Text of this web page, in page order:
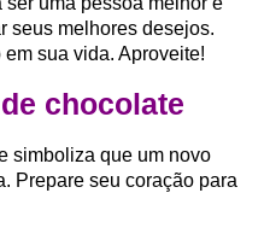
seus melhores desejos.
sua vida. Aproveite!
chocolate
simboliza que um novo
Prepare seu coração para